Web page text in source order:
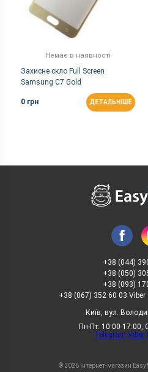
Немає в наявності
Захисне скло Full Screen
Samsung C7 Gold
0 грн ДЕТАЛЬНІШЕ
+38 (044)
+38 (050)
+38 (093)
+38 (067) 352 60 03
Київ, вул.
Пн-Пт: 10:00-17:00,
Telegram Viber
© 2026 Інтернет-магазин